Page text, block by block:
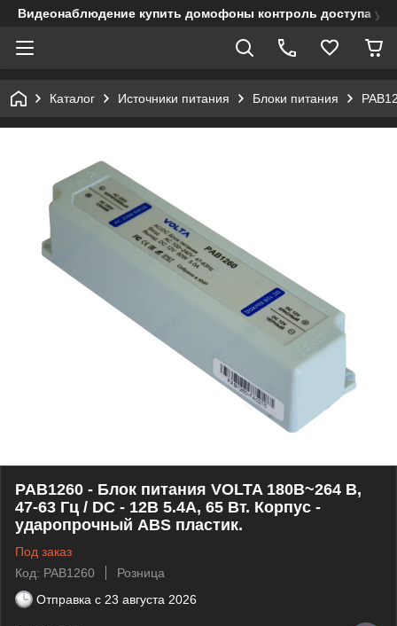
Видеонаблюдение купить домофоны контроль доступа
Каталог Источники питания Блоки питания
PAB1260 - Блок питания VOLTA 180В~264 В,
47-63 Гц / DC - 12В 5.4A, 65 Вт. Корпус -
ударопрочный ABS пластик.
Под заказ
Код: PAB1260
Розница
Отправка с 23 августа 2026